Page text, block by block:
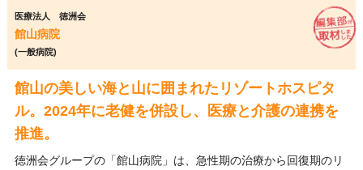
医療法人 徳洲会
館山病院
(一般病院)
館山の美しい海と山に囲まれたリゾートホスピタ
ル。2024年に老健を併設し、医療と介護の連携を
推進。
徳洲会グループの「館山病院」は、急性期の治療から回復期のリ